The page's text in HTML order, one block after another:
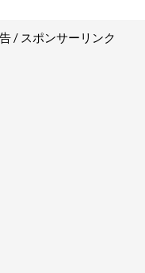
/ スポンサーリンク